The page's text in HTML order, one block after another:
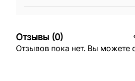
Отзывы (0)
Отзывов пока нет. Вы можете